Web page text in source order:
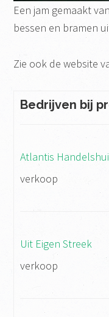
Een jam gemaakt
bessen en bramen
Zie ook de website
Bedrijven bij
Atlantis
verkoop
Uit Eigen Streek
verkoop